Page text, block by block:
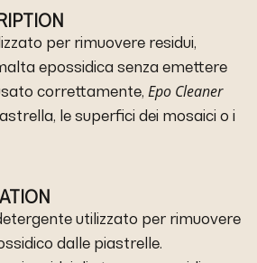
per rimuovere residui,
epossidica senza emettere
correttamente, Epo Cleaner
le superfici dei mosaici o i
utilizzato per rimuovere
dalle piastrelle.